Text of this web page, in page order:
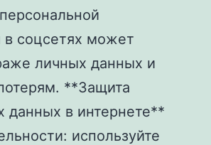
соцсетях может
личных данных и
**Защита
данных в интернете**
используйте